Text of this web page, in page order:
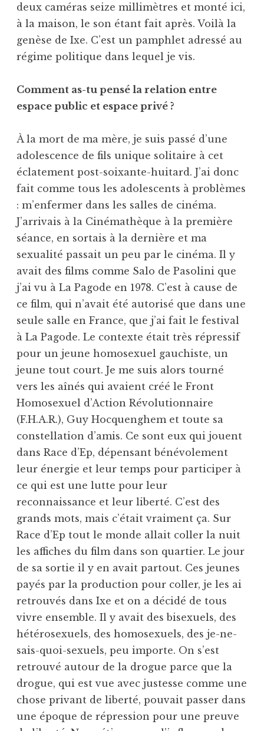
deux caméras seize millimètres et monté ici,
à la maison, le son étant fait après. Voilà la
genèse de Ixe. C’est un pamphlet adressé au
régime politique dans lequel je vis.
Comment as-tu pensé la relation entre
espace public et espace privé ?
À la mort de ma mère, je suis passé d’une
adolescence de fils unique solitaire à cet
éclatement post-soixante-huitard. J’ai donc
fait comme tous les adolescents à problèmes
: m’enfermer dans les salles de cinéma.
J’arrivais à la Cinémathèque à la première
séance, en sortais à la dernière et ma
sexualité passait un peu par le cinéma. Il y
avait des films comme Salo de Pasolini que
j’ai vu à La Pagode en 1978. C’est à cause de
ce film, qui n’avait été autorisé que dans une
seule salle en France, que j’ai fait le festival
à La Pagode. Le contexte était très répressif
pour un jeune homosexuel gauchiste, un
jeune tout court. Je me suis alors tourné
vers les aînés qui avaient créé le Front
Homosexuel d’Action Révolutionnaire
(F.H.A.R.), Guy Hocquenghem et toute sa
constellation d’amis. Ce sont eux qui jouent
dans Race d’Ep, dépensant bénévolement
leur énergie et leur temps pour participer à
ce qui est une lutte pour leur
reconnaissance et leur liberté. C’est des
grands mots, mais c’était vraiment ça. Sur
Race d’Ep tout le monde allait coller la nuit
les affiches du film dans son quartier. Le jour
de sa sortie il y en avait partout. Ces jeunes
payés par la production pour coller, je les ai
retrouvés dans Ixe et on a décidé de tous
vivre ensemble. Il y avait des bisexuels, des
hétérosexuels, des homosexuels, des je-ne-
sais-quoi-sexuels, peu importe. On s’est
retrouvé autour de la drogue parce que la
drogue, qui est vue avec justesse comme une
chose privant de liberté, pouvait passer dans
une époque de répression pour une preuve